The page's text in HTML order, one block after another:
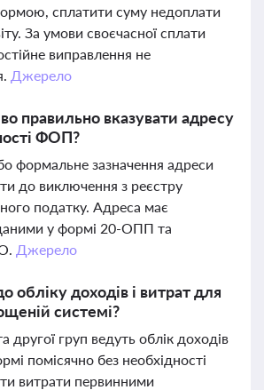
сплатити суму недоплати
За умови своєчасної сплати
виправлення не
Джерело
правильно вказувати адресу
ФОП?
формальне зазначення адреси
до виключення з реєстру
податку. Адреса має
у формі 20-ОПП та
Джерело
обліку доходів і витрат для
системі?
груп ведуть облік доходів
помісячно без необхідності
витрати первинними